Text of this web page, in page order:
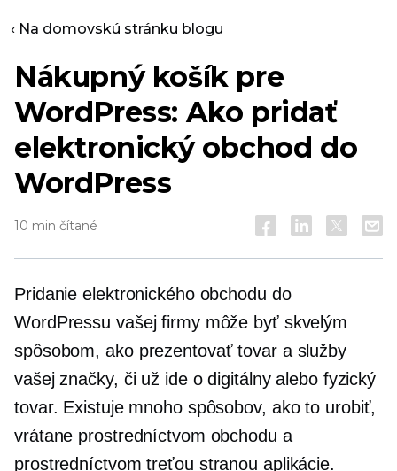
‹ Na domovskú stránku blogu
Nákupný košík pre
WordPress: Ako pridať
elektronický obchod do
WordPress
10 min čítané
Pridanie elektronického obchodu do
WordPressu vašej firmy môže byť skvelým
spôsobom, ako prezentovať tovar a služby
vašej značky, či už ide o digitálny alebo fyzický
tovar. Existuje mnoho spôsobov, ako to urobiť,
vrátane prostredníctvom obchodu a
prostredníctvomtreťou stranou aplikácie.